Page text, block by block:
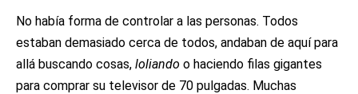
No había forma de controlar a las personas. Todos
estaban demasiado cerca de todos, andaban de aquí para
allá buscando cosas, loliando o haciendo filas gigantes
para comprar su televisor de 70 pulgadas. Muchas